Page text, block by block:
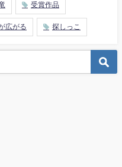
受賞作品
広がる 探しっこ